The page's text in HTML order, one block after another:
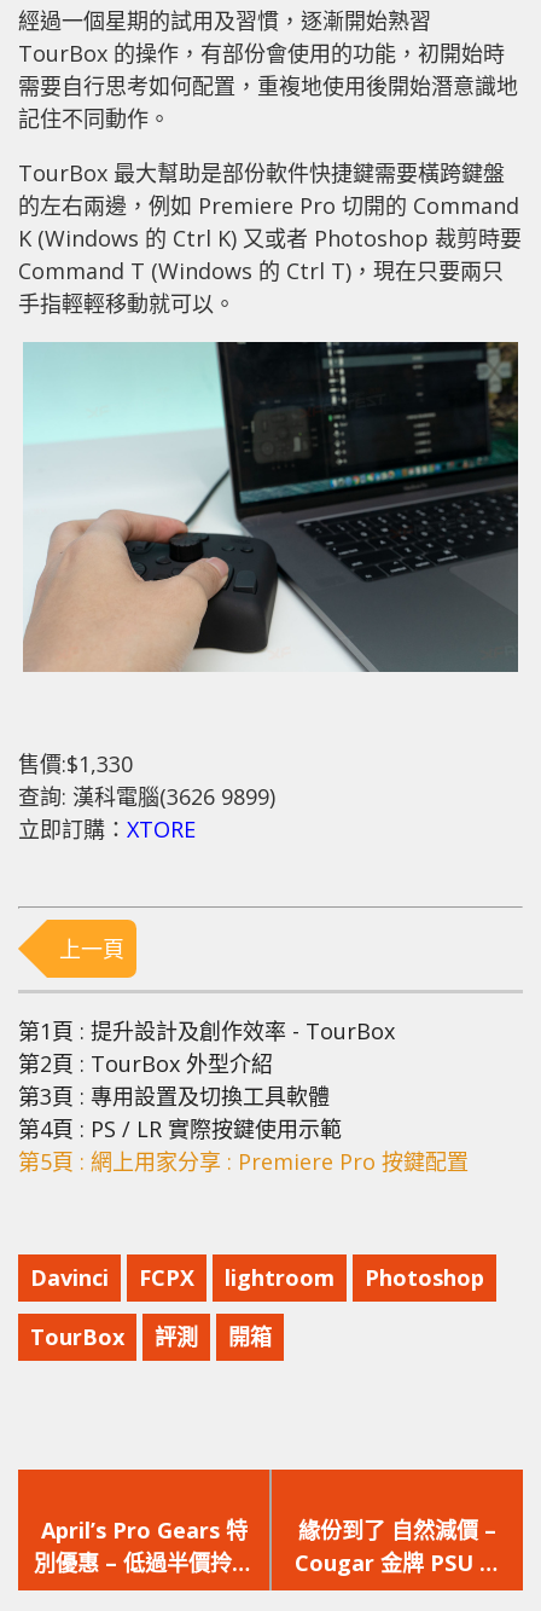
經過一個星期的試用及習慣，逐漸開始熟習
TourBox 的操作，有部份會使用的功能，初開始時
需要自行思考如何配置，重複地使用後開始潛意識地
記住不同動作。
TourBox 最大幫助是部份軟件快捷鍵需要橫跨鍵盤
的左右兩邊，例如 Premiere Pro 切開的 Command
K (Windows 的 Ctrl K) 又或者 Photoshop 裁剪時要
Command T (Windows 的 Ctrl T)，現在只要兩只
手指輕輕移動就可以。
售價:$1,330
查詢: 漢科電腦(3626 9899)
立即訂購： XTORE
上一頁
第1頁 : 提升設計及創作效率 - TourBox
第2頁 : TourBox 外型介紹
第3頁 : 專用設置及切換工具軟體
第4頁 : PS / LR 實際按鍵使用示範
第5頁 : 網上用家分享 : Premiere Pro 按鍵配置
Davinci FCPX lightroom Photoshop
TourBox 評測 開箱
一
篇
文
April’s Pro Gears 特
別優惠 – 低過半價拎走
特別版 Razer RGB 滑
一
篇
文
緣份到了 自然減價 –
Cougar 金牌 PSU 佛
系優惠